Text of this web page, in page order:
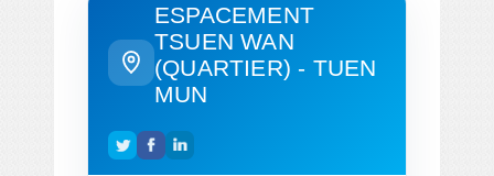
ESPACEMENT
TSUEN WAN
(QUARTIER) - TUEN
MUN